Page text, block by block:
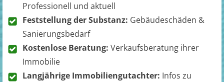
Professionell und aktuell
Feststellung der Substanz: Gebäudeschäden &
Sanierungsbedarf
Kostenlose Beratung: Verkaufsberatung ihrer
Immobilie
Langjährige Immobiliengutachter: Infos zu